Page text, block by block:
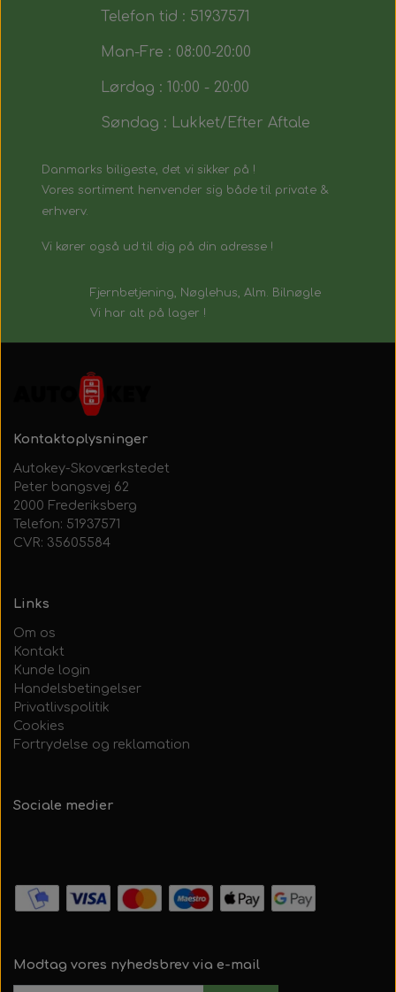
Telefon tid : 51937571
Man-Fre : 08:00-20:00
Lørdag : 10:00 - 20:00
Søndag : Lukket/Efter Aftale
Danmarks biligeste, det vi sikker på !
Vores sortiment henvender sig både til private &
erhverv.
Vi kører også ud til dig på din adresse !
Fjernbetjening, Nøglehus, Alm. Bilnøgle
Vi har alt på lager !
Kontaktoplysninger
Autokey-Skoværkstedet
Peter bangsvej 62
2000 Frederiksberg
Telefon: 51937571
CVR: 35605584
Links
Om os
Kontakt
Kunde login
Handelsbetingelser
Privatlivspolitik
Cookies
Fortrydelse og reklamation
Sociale medier
Modtag vores nyhedsbrev via e-mail